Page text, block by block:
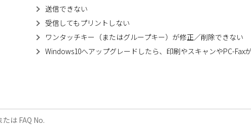
送信できない
受信してもプリントしない
ワンタッチキー（またはグループキー）が修正／削除できない
Windows10へアップグレードしたら、印刷やスキャンやPC-Fax